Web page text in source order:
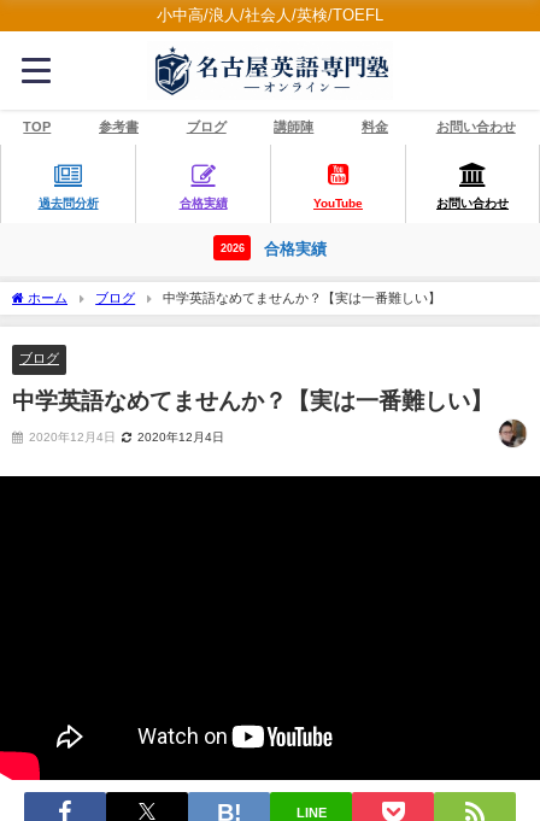
小中高/浪人/社会人/英検/TOEFL
TOP 参考書 ブログ 講師陣 料金 お問い合わせ
過去問分析 合格実績 YouTube お問い合わせ
2026 合格実績
ホーム ブログ 中学英語なめてませんか？【実は一番難しい】
ブログ
中学英語なめてませんか？【実は一番難しい】
2020年12月4日 2020年12月4日
LINE